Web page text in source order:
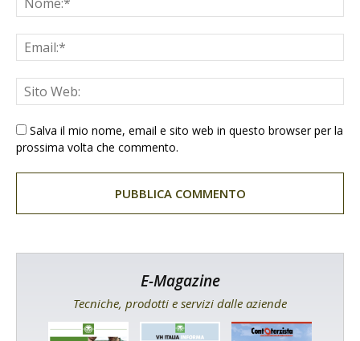
Salva il mio nome, email e sito web in questo browser per la
prossima volta che commento.
E-Magazine
Tecniche, prodotti e servizi dalle aziende